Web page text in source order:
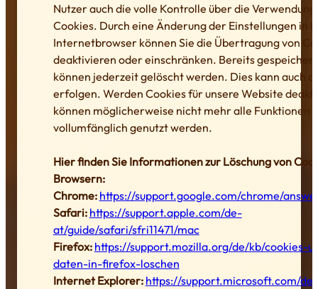
Nutzer auch die volle Kontrolle über die Verwendung
Cookies. Durch eine Änderung der Einstellungen in
Internetbrowser können Sie die Übertragung von
deaktivieren oder einschränken. Bereits
können jederzeit gelöscht werden. Dies kann auch
erfolgen. Werden Cookies für unsere Website
können möglicherweise nicht mehr alle Funktionen
vollumfänglich genutzt werden.
Hier finden Sie Informationen zur Löschung von
Browsern:
Chrome: https://support.google.com/chrome/
Safari: https://support.apple.com/de-
at/guide/safari/sfri11471/mac
Firefox: https://support.mozilla.org/de/kb/cookies-
daten-in-firefox-loschen
Internet Explorer: https://support.microsoft.com/de-